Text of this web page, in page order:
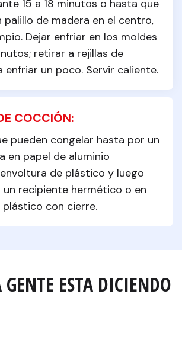
15 a 18 minutos o hasta que
palillo de madera en el centro,
Dejar enfriar en los moldes
retirar a rejillas de
enfriar un poco. Servir caliente.
COCCIÓN:
pueden congelar hasta por un
en papel de aluminio
de plástico y luego
un recipiente hermético o en
plástico con cierre.
ESTA DICIENDO